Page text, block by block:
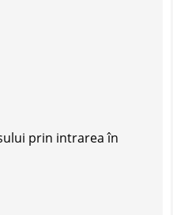
prin intrarea în